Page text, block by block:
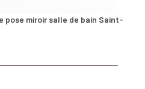
miroir salle de bain Saint-